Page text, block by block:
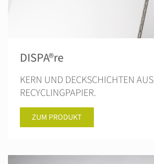
DISPA®re
KERN UND DECKSCHICHTEN AUS
RECYCLINGPAPIER.
ZUM PRODUKT